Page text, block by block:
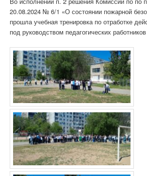
20.08.2024 № 6/1 «О состоянии пожарной
прошла учебная тренировка по отработке
под руководством педагогических